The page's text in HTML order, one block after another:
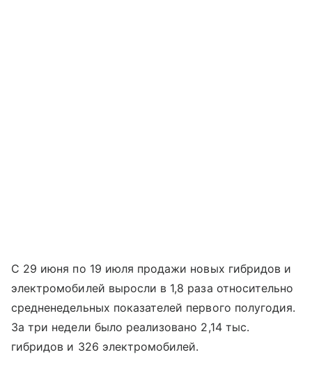
С 29 июня по 19 июля продажи новых гибридов и
электромобилей выросли в 1,8 раза относительно
средненедельных показателей первого полугодия.
За три недели было реализовано 2,14 тыс.
гибридов и 326 электромобилей.